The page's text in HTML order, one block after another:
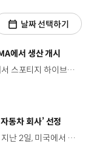
날짜 선택하기
에서 생산 개시
기아 미국 법인이 HMGMA에서 스포티지 하이브리드 생산을 본격화했습니다. 기아 스포티지 하이브리드는 HMGMA에서 생산하는 최초의 기아 모델이자, 첫 번째 하이브리드 모델인데요. 현대차 아이오닉 5와 아이오닉 9에 이어 세 번째로 HMGMA에서 생산되는 차량입니다. 현지시간으로 지난 2일 열린 기념행사에는 기아 북미권역본부장 및 미국판매법인장인 윤승규 사장을 비롯해, HMGMA 법인장 허태양 전무와 브라이언 켐프 조지아 주지사 등이 참석했습니다. 이날 행사장에서는 HMGMA에서 생산된 첫 번째 기아 스포티지 하이브리드가 주차 로봇(Parking Robot)에 실려 무대에 등장하며 이목을 집중시켰는데요. 기아 스포티지 하이브리드가 생산 라인업에 합류하면서, HMGMA는 전기차와 하이브리드를 아우르는 전동화 생산 거점으로서의 역할을 강화하게 됐습니다. 기아는 앞으로도 미국 시장을 위한 SUV 생산 및 판매 규모를 확대하고 전체 라인업의 전동화를 더욱 가속화할 예정인데요. 기존의 기아 조지아 공장과 HMGMA의 생산 역량을 더해, 2030년까지 연간 최대 55만 대의 생산 능력을 확보할 것으로 기대를 모으고 있습니다.
동차 회사’ 선정
현대차그룹이 현지시각으로 지난 2일, 미국에서 열린 ‘오토테크 어워드 2026’에서 ‘올해의 자동차 회사(Automaker of the Year)’에 선정됐습니다. ‘오토테크 어워드’는 글로벌 ICT 리서치 기관인 인포마(Informa) 주관으로, 자동차·모빌리티 분야의 혁신 기술과 기업을 시상하는데요. 현대차그룹은 3년 연속 세계 올해의 차 선정, 혁신적인 전용 EV 플랫폼 운영 등을 비롯해, 각종 디자인상의 수상 경력을 인정받아 ‘올해의 자동차 회사’에 이름을 올렸습니다. 앞서 2021년과 2024년에는 현대차 미국법인이 ‘오토테크 어워드’에서 ‘올해의 자동차 제조사’를 수상한 바 있는데요. 현대차그룹이 수상한 것은 처음이라는 점에서 더욱 의미가 깊습니다. 현대차그룹은 앞으로도 EV 플랫폼 성능, 안전 기준, 디자인 우수성을 계속 강화하고, 소프트웨어 중심 자동차 전략을 가속화하는 등 글로벌 시장에서 커넥티드 모빌리티 역량을 확대해 나갈 계획입니다.